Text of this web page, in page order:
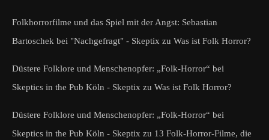
Folkhorrorfilme und das Spiel mit der Angst: Sebastian
Bartoschek bei "Nachgefragt" - Skeptix zu Was ist Folk Horror?
Düstere Folklore und Menschenopfer: „Folk-Horror“ bei
Skeptics in the Pub Köln - Skeptix zu Was ist Folk Horror?
Düstere Folklore und Menschenopfer: „Folk-Horror“ bei
Skeptics in the Pub Köln - Skeptix zu 13 Folk-Horror-Filme, die